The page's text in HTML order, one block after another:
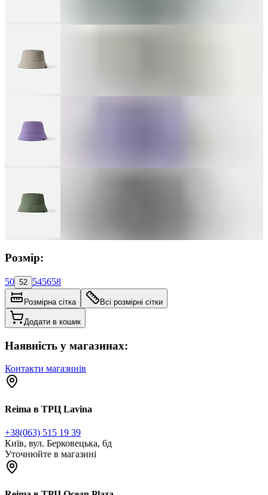
Розмір:
50 52 545658
Розмірна сітка Всі розмірні сітки
Додати в кошик
Наявність у магазинах:
Контакти магазинів
Reima в ТРЦ Lavina
+38(063) 515 19 39
Київ, вул. Берковецька, 6д
Уточнюйте в магазині